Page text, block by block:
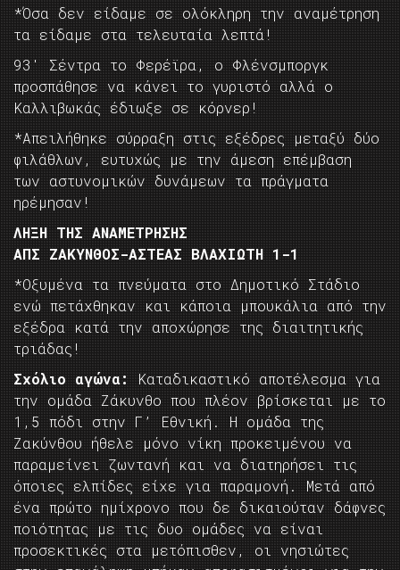
*Όσα δεν είδαμε σε ολόκληρη την αναμέτρηση
τα είδαμε στα τελευταία λεπτά!
93′ Σέντρα το Φερέϊρα, ο Φλένσμποργκ
προσπάθησε να κάνει το γυριστό αλλά ο
Καλλιβωκάς έδιωξε σε κόρνερ!
*Απειλήθηκε σύρραξη στις εξέδρες μεταξύ δύο
φιλάθλων, ευτυχώς με την άμεση επέμβαση
των αστυνομικών δυνάμεων τα πράγματα
ηρέμησαν!
ΛΗΞΗ ΤΗΣ ΑΝΑΜΕΤΡΗΣΗΣ
ΑΠΣ ΖΑΚΥΝΘΟΣ-ΑΣΤΕΑΣ ΒΛΑΧΙΩΤΗ 1-1
*Οξυμένα τα πνεύματα στο Δημοτικό Στάδιο
ενώ πετάχθηκαν και κάποια μπουκάλια από την
εξέδρα κατά την αποχώρησε της διαιτητικής
τριάδας!
Σχόλιο αγώνα: Καταδικαστικό αποτέλεσμα για
την ομάδα Ζάκυνθο που πλέον βρίσκεται με το
1,5 πόδι στην Γ’ Εθνική. Η ομάδα της
Ζακύνθου ήθελε μόνο νίκη προκειμένου να
παραμείνει ζωντανή και να διατηρήσει τις
όποιες ελπίδες είχε για παραμονή. Μετά από
ένα πρώτο ημίχρονο που δε δικαιούταν δάφνες
ποιότητας με τις δυο ομάδες να είναι
προσεκτικές στα μετόπισθεν, οι νησιώτες